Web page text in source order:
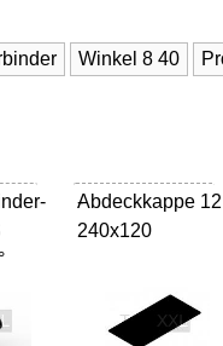
Winkel 8 40
Abdeckkappe 12
240x120
-